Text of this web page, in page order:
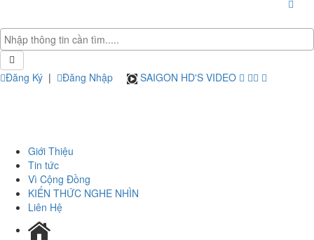
Đăng Ký | Đăng Nhập SAIGON HD'S VIDEO
Giới Thiệu
Tin tức
Vì Cộng Đồng
KIẾN THỨC NGHE NHÌN
Liên Hệ